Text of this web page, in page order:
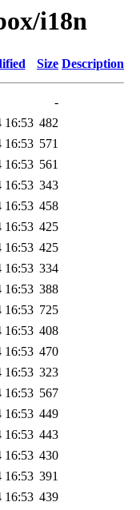
i18n
Size Description
-
16:53 482
16:53 571
16:53 561
16:53 343
16:53 458
16:53 425
16:53 425
16:53 334
16:53 388
16:53 725
16:53 408
16:53 470
16:53 323
16:53 567
16:53 449
16:53 443
16:53 430
16:53 391
16:53 439